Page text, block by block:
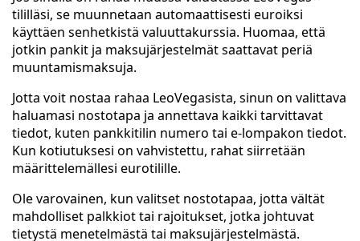
tililläsi, se muunnetaan automaattisesti euroiksi
käyttäen senhetkistä valuuttakurssia. Huomaa, että
jotkin pankit ja maksujärjestelmät saattavat periä
muuntamismaksuja.
Jotta voit nostaa rahaa LeoVegasista, sinun on valittava
haluamasi nostotapa ja annettava kaikki tarvittavat
tiedot, kuten pankkitilin numero tai e-lompakon tiedot.
Kun kotiutuksesi on vahvistettu, rahat siirretään
määrittelemällesi eurotilille.
Ole varovainen, kun valitset nostotapaa, jotta vältät
mahdolliset palkkiot tai rajoitukset, jotka johtuvat
tietystä menetelmästä tai maksujärjestelmästä.